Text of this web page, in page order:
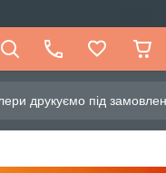
друкуємо під